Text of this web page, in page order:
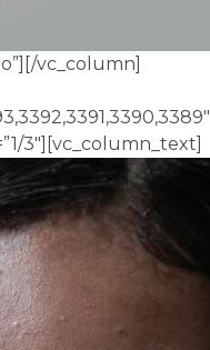
vc_column]
3″][vc_column_text]